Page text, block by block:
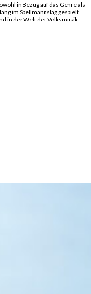
in Bezug auf das Genre als
im Spellmannslag gespielt
in der Welt der Volksmusik.